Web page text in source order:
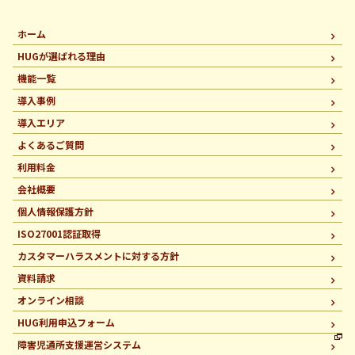
ホーム
HUGが選ばれる理由
機能一覧
導入事例
導入エリア
よくあるご質問
利用料金
会社概要
個人情報保護方針
ISO27001認証取得
カスタマーハラスメントに対する方針
資料請求
オンライン相談
HUG利用申込フォーム
障害児通所支援運営システム